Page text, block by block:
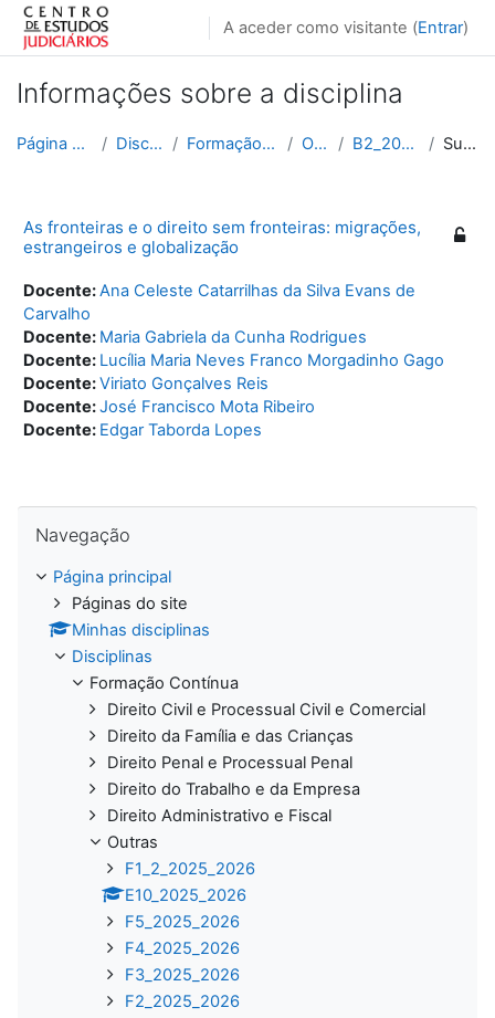
Ir para o conteúdo principal
A aceder como visitante (Entrar)
Informações sobre a disciplina
Página principal Disciplinas Formação Contínua Outras B2_2015_2016 Sumário
As fronteiras e o direito sem fronteiras: migrações,
estrangeiros e globalização
Docente:Ana Celeste Catarrilhas da Silva Evans de
Carvalho
Docente: Maria Gabriela da Cunha Rodrigues
Docente: Lucília Maria Neves Franco Morgadinho Gago
Docente:Viriato Gonçalves Reis
Docente:José Francisco Mota Ribeiro
Docente: Edgar Taborda Lopes
Navegação
Página principal
Páginas do site
Minhas disciplinas
Disciplinas
Formação Contínua
Direito Civil e Processual Civil e Comercial
Direito da Família e das Crianças
Direito Penal e Processual Penal
Direito do Trabalho e da Empresa
Direito Administrativo e Fiscal
Outras
F1_2_2025_2026
E10_2025_2026
F5_2025_2026
F4_2025_2026
F3_2025_2026
F2_2025_2026